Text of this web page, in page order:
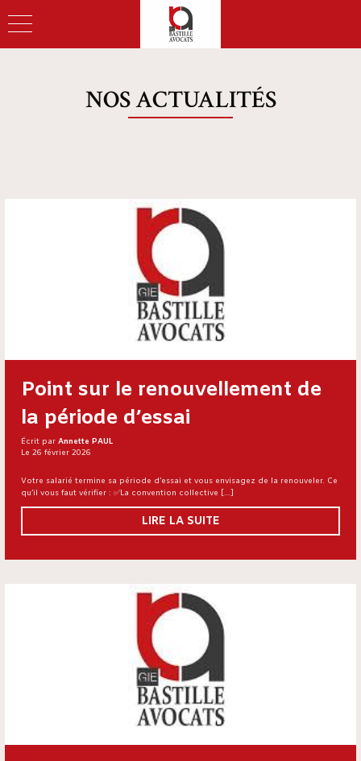
NOS ACTUALITÉS
Point sur le renouvellement de
la période d’essai
Écrit par Annette PAUL
Le 26 février 2026
Votre salarié termine sa période d’essai et vous envisagez de la renouveler. Ce
qu’il vous faut vérifier : ✅La convention collective […]
LIRE LA SUITE